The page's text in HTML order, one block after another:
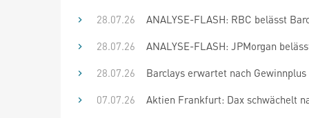
28.07.26
ANALYSE-FLASH: RBC belässt
28.07.26
ANALYSE-FLASH: JPMorgan
28.07.26
Barclays erwartet nach
07.07.26
Aktien Frankfurt: Dax schwächelt